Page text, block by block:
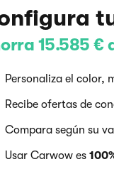
15.585 €
Personaliza el color,
Recibe ofertas de
Compara según su
Usar Carwow es